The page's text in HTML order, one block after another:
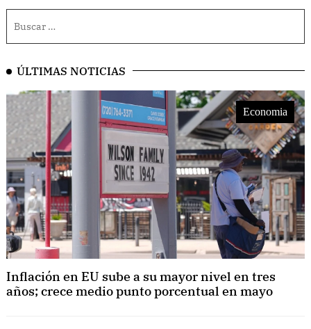
ÚLTIMAS NOTICIAS
Economia
Inflación en EU sube a su mayor nivel en tres
años; crece medio punto porcentual en mayo